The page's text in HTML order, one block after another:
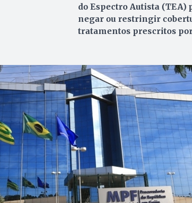
do Espectro Autista (TEA)
negar ou restringir
tratamentos prescritos